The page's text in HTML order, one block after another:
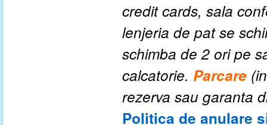
credit cards, sala
lenjeria de pat se
schimba de 2 ori pe
calcatorie. Parcare (
rezerva sau garanta
Politica de anulare